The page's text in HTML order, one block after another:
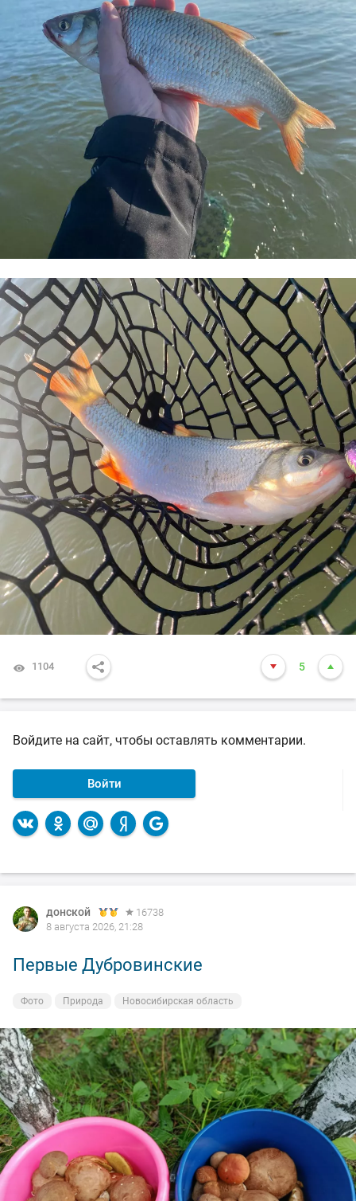
1104 5
Войдите на сайт, чтобы оставлять комментарии.
Войти
донской
16738
8 августа 2026, 21:28
Первые Дубровинские
Фото Природа Новосибирская область